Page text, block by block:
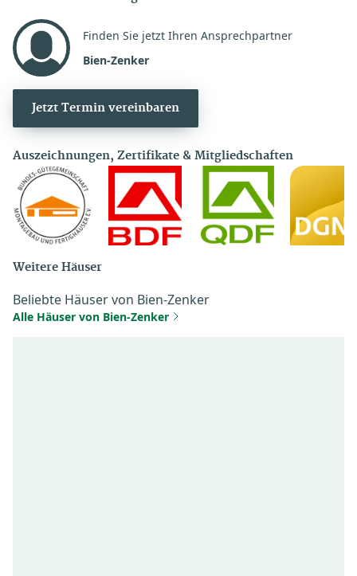
Finden Sie jetzt Ihren Ansprechpartner
Bien-Zenker
Jetzt Termin vereinbaren
Auszeichnungen, Zertifikate & Mitgliedschaften
Weitere Häuser
Beliebte Häuser von Bien-Zenker
Alle Häuser von Bien-Zenker